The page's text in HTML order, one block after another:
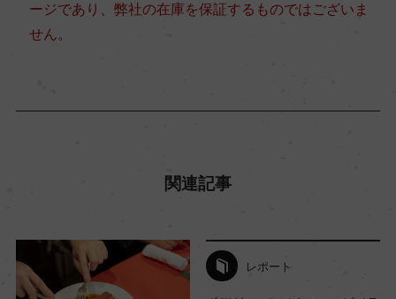
ージであり、弊社の在庫を保証するものではございま
せん。
関連記事
レポート